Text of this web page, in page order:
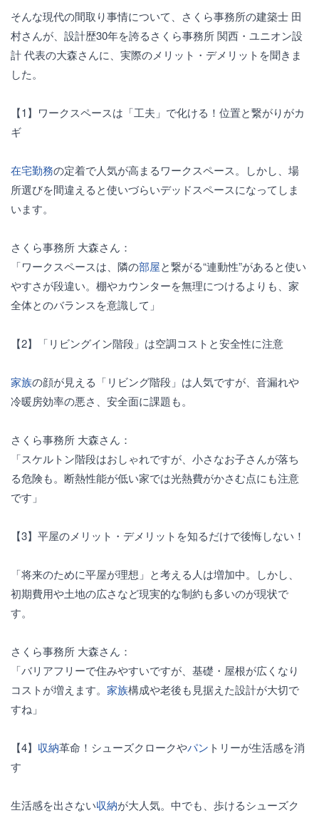
そんな現代の間取り事情について、さくら事務所の建築士 田
村さんが、設計歴30年を誇るさくら事務所 関西・ユニオン設
計 代表の大森さんに、実際のメリット・デメリットを聞きま
した。
【1】ワークスペースは「工夫」で化ける！位置と繋がりがカ
ギ
在宅勤務の定着で人気が高まるワークスペース。しかし、場
所選びを間違えると使いづらいデッドスペースになってしま
います。
さくら事務所 大森さん：
「ワークスペースは、隣の部屋と繋がる“連動性”があると使い
やすさが段違い。棚やカウンターを無理につけるよりも、家
全体とのバランスを意識して」
【2】「リビングイン階段」は空調コストと安全性に注意
家族の顔が見える「リビング階段」は人気ですが、音漏れや
冷暖房効率の悪さ、安全面に課題も。
さくら事務所 大森さん：
「スケルトン階段はおしゃれですが、小さなお子さんが落ち
る危険も。断熱性能が低い家では光熱費がかさむ点にも注意
です」
【3】平屋のメリット・デメリットを知るだけで後悔しない！
「将来のために平屋が理想」と考える人は増加中。しかし、
初期費用や土地の広さなど現実的な制約も多いのが現状で
す。
さくら事務所 大森さん：
「バリアフリーで住みやすいですが、基礎・屋根が広くなり
コストが増えます。 家族構成や老後も見据えた設計が大切で
すね」
【4】 収納革命！シューズクロークやパン トリーが生活感を消
す
生活感を出さない収納が大人気。中でも、歩けるシューズク